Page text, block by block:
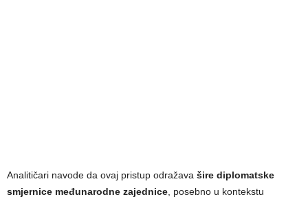
Analitičari navode da ovaj pristup odražava šire diplomatske
smjernice međunarodne zajednice , posebno u kontekstu